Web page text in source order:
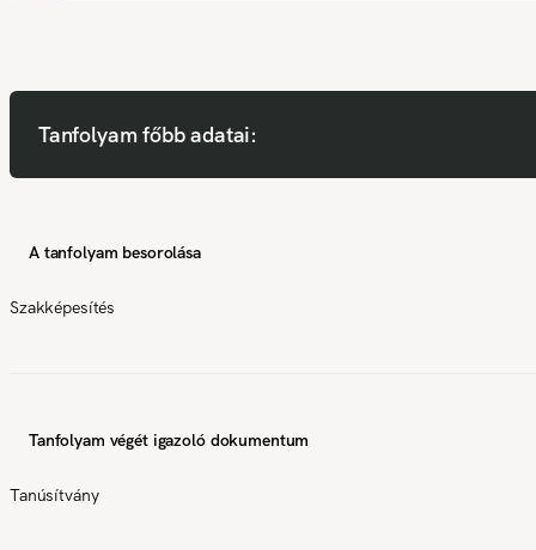
Tanfolyam főbb adatai:
A tanfolyam besorolása
Szakképesítés
Tanfolyam végét igazoló dokumentum
Tanúsítvány